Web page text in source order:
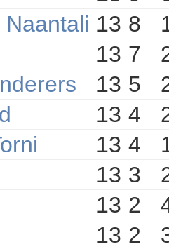
13 8
13 7
13 5
13 4
13 4
13 3
13 2
13 2